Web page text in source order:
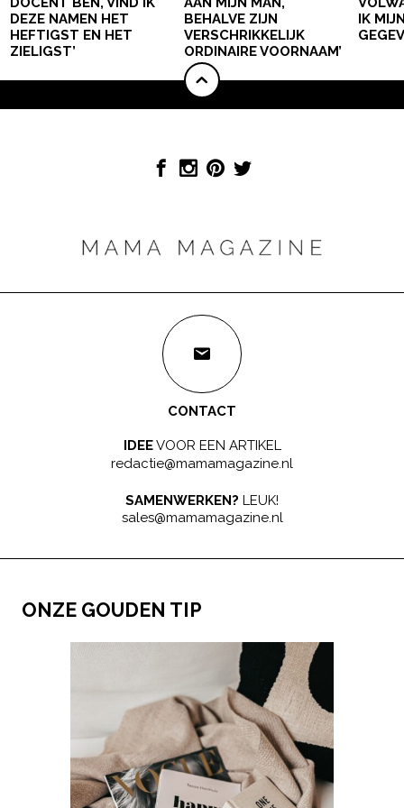
DEZE NAMEN HET
HEFTIGST EN HET
ZIELIGST’
BEHALVE ZIJN
VERSCHRIKKELIJK
ORDINAIRE VOORNAAM’
IK
CONTACT
IDEEVOOR EEN ARTIKEL
redactie@mamamagazine.nl
SAMENWERKEN? LEUK!
sales@mamamagazine.nl
ONZE GOUDEN TIP